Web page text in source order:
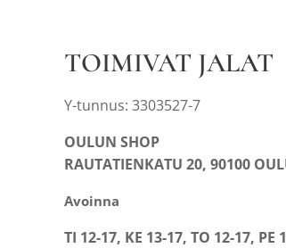
TOIMIVAT JALAT
Y-tunnus: 3303527-7
OULUN SHOP
RAUTATIENKATU 20, 90100
Avoinna
TI 12-17, KE 13-17, TO 12-17, PE